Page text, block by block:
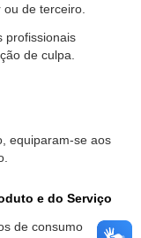
de terceiro.
profissionais
de culpa.
equiparam-se aos
e do Serviço
de consumo